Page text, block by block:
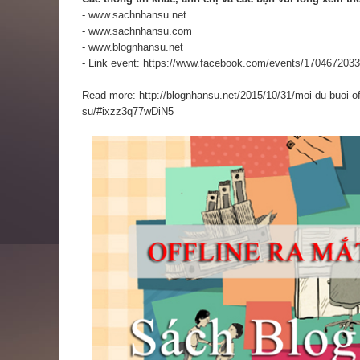
- www.sachnhansu.net
- www.sachnhansu.com
- www.blognhansu.net
- Link event: https://www.facebook.com/events/
Read more: http://blognhansu.net/2015/10/31/moi-du-buoi-
su/#ixzz3q77wDiN5